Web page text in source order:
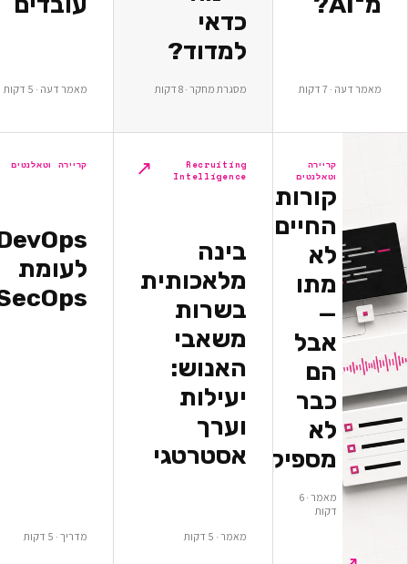
כדאי
למדוד?
מסגרת מחקר · 8 דקות מאמר דעה · 5 דקות
מאמר · 6
Recruiting
Intelligence
בינה
מלאכותית
בשרות
משאבי
האנוש:
יעילות
וערך
אסטרטגי
↗ קריירה וטאלנטים
DevOps
לעומת
DevSecOps
↗